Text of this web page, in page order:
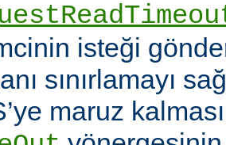
isteği
sınırlamayı
maruz